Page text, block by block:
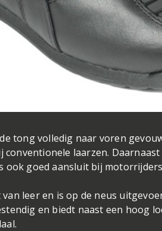
tong volledig naar voren
laarzen.
ook goed aansluit bij
leer en is op de neus
en biedt naast een hoog